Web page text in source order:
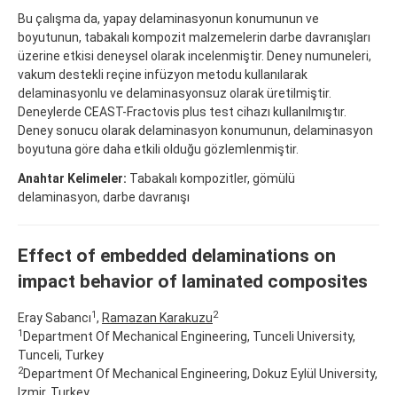
Bu çalışma da, yapay delaminasyonun konumunun ve
boyutunun, tabakalı kompozit malzemelerin darbe davranışları
üzerine etkisi deneysel olarak incelenmiştir. Deney numuneleri,
vakum destekli reçine infüzyon metodu kullanılarak
delaminasyonlu ve delaminasyonsuz olarak üretilmiştir.
Deneylerde CEAST-Fractovis plus test cihazı kullanılmıştır.
Deney sonucu olarak delaminasyon konumunun, delaminasyon
boyutuna göre daha etkili olduğu gözlemlenmiştir.
Anahtar Kelimeler: Tabakalı kompozitler, gömülü
delaminasyon, darbe davranışı
Effect of embedded delaminations on
impact behavior of laminated composites
Eray Sabancı1, Ramazan Karakuzu2
1 Department Of Mechanical Engineering, Tunceli University,
Tunceli, Turkey
2Department Of Mechanical Engineering, Dokuz Eylül University,